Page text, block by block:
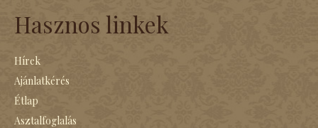
Hasznos linkek
Hírek
Ajánlatkérés
Étlap
Asztalfoglalás